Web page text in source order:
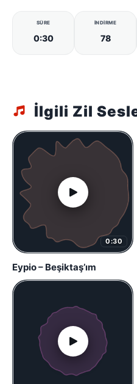
SÜRE
0:30
İNDIRME
78
İlgili Zil
0:30
Eypio – Beşiktaş’ım